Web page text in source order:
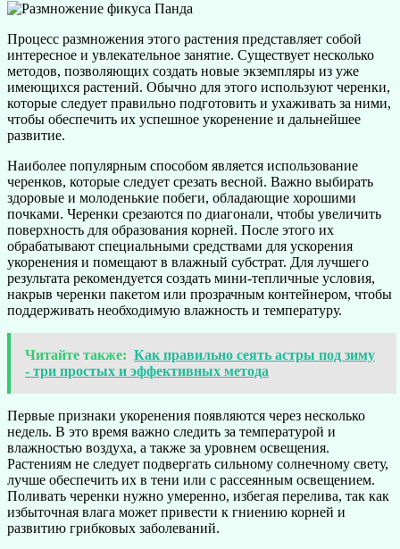
Процесс размножения этого растения представляет собой
интересное и увлекательное занятие. Существует несколько
методов, позволяющих создать новые экземпляры из уже
имеющихся растений. Обычно для этого используют черенки,
которые следует правильно подготовить и ухаживать за ними,
чтобы обеспечить их успешное укоренение и дальнейшее
развитие.
Наиболее популярным способом является использование
черенков, которые следует срезать весной. Важно выбирать
здоровые и молоденькие побеги, обладающие хорошими
почками. Черенки срезаются по диагонали, чтобы увеличить
поверхность для образования корней. После этого их
обрабатывают специальными средствами для ускорения
укоренения и помещают в влажный субстрат. Для лучшего
результата рекомендуется создать мини-тепличные условия,
накрыв черенки пакетом или прозрачным контейнером, чтобы
поддерживать необходимую влажность и температуру.
Читайте также: Как правильно сеять астры под зиму
- три простых и эффективных метода
Первые признаки укоренения появляются через несколько
недель. В это время важно следить за температурой и
влажностью воздуха, а также за уровнем освещения.
Растениям не следует подвергать сильному солнечному свету,
лучше обеспечить их в тени или с рассеянным освещением.
Поливать черенки нужно умеренно, избегая перелива, так как
избыточная влага может привести к гниению корней и
развитию грибковых заболеваний.